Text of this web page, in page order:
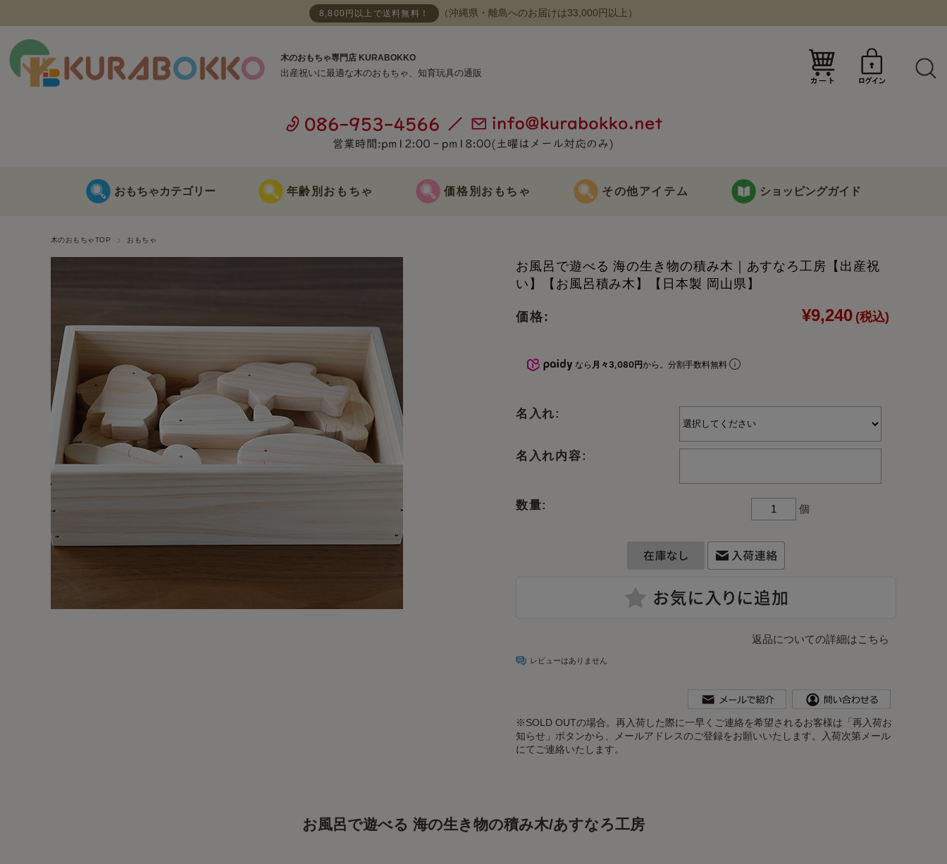
8,800円以上で送料無料！ （沖縄県・離島へのお届けは33,000円以上）
木のおもちゃ専門店 KURABOKKO
出産祝いに最適な木のおもちゃ、知育玩具の通販
おもちゃカテゴリー
日本製 木のおもちゃ
出産祝い向け木のおもちゃ
名入れ対応 木のおもちゃ
保育園・幼稚園向けおもちゃ
知育玩具
年齢別おもちゃ
2歳に最適なおもちゃ
3歳に最適なおもちゃ
価格別おもちゃ
3000円～5000円までのおもちゃ
5000円～10000円までのおもち
ゃ
その他アイテム
クリスマス飾り
子供椅子・ベビーチェア
文房具
ショッピングガイド
お支払い・配送について
ギフトラッピングについて
名入れについて
よくあるご質問
お問合せ
木のおもちゃTOP おもちゃ
お風呂で遊べる 海の生き物の積み木｜あすなろ工房【出産祝
い】【お風呂積み木】【日本製 岡山県】
価格: ¥9,240 (税込)
なら 月々3,080円から。分割手数料無料
名入れ:
名入れ内容:
数量: 個
返品についての詳細はこちら
レビューはありません
※SOLD OUTの場合。再入荷した際に一早くご連絡を希望されるお客様は「再入荷お
知らせ」ボタンから、メールアドレスのご登録をお願いいたします。入荷次第メール
にてご連絡いたします。
お風呂で遊べる 海の生き物の積み木/あすなろ工房